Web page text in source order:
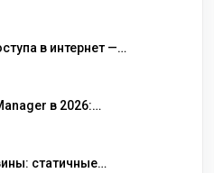
ошибок
в интернет —
в 2026:
IP и удобные
статичные